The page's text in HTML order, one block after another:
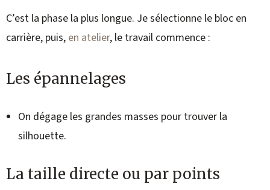
C’est la phase la plus longue. Je sélectionne le bloc en
carrière, puis, en atelier, le travail commence :
Les épannelages
On dégage les grandes masses pour trouver la
silhouette.
La taille directe ou par points